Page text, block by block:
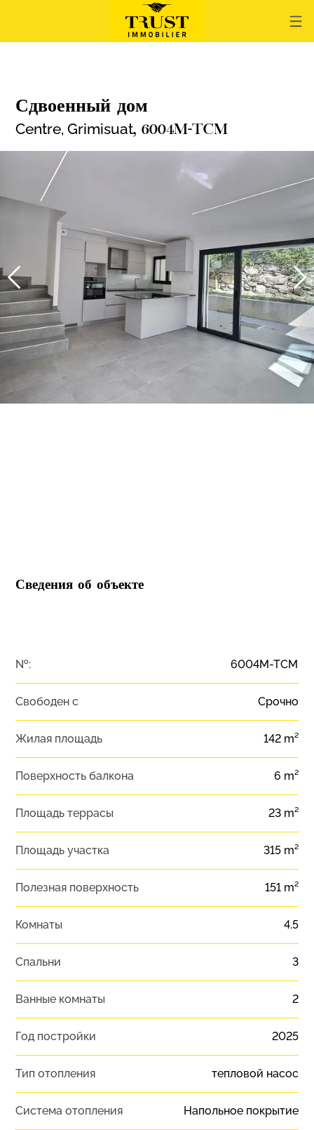
Сдвоенный дом
Centre,Grimisuat, 6004M-TCM
Сведения об объекте
№: 6004M-TCM
Свободен с Срочно
Жилая площадь 142 m²
Поверхность балкона 6 m²
Площадь террасы 23 m²
Площадь участка 315 m²
Полезная поверхность 151 m²
Комнаты 4.5
Спальни 3
Ванные комнаты 2
Год постройки 2025
Тип отопления тепловой насос
Система отопления Напольное покрытие